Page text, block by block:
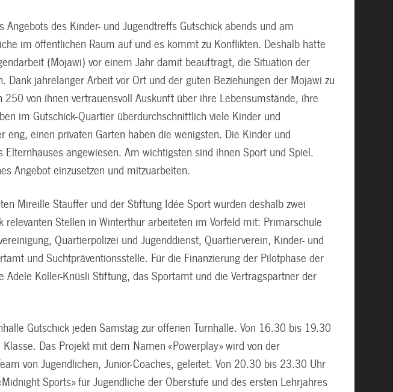
Angebots des Kinder- und Jugendtreffs Gutschick abends und am
im öffentlichen Raum auf und es kommt zu Konflikten. Deshalb hatte
(Mojawi) vor einem Jahr damit beauftragt, die Situation der
Dank jahrelanger Arbeit vor Ort und der guten Beziehungen der Mojawi zu
von ihnen vertrauensvoll Auskunft über ihre Lebensumstände, ihre
im Gutschick-Quartier überdurchschnittlich viele Kinder und
eng, einen privaten Garten haben die wenigsten. Die Kinder und
angewiesen. Am wichtigsten sind ihnen Sport und Spiel.
Angebot einzusetzen und mitzuarbeiten.
Mireille Stauffer und der Stiftung Idée Sport wurden deshalb zwei
Stellen in Winterthur arbeiteten im Vorfeld mit: Primarschule
Quartierpolizei und Jugenddienst, Quartierverein, Kinder- und
und Suchtpräventionsstelle. Für die Finanzierung der Pilotphase der
Koller-Knüsli Stiftung, das Sportamt und die Vertragspartner der
Gutschick jeden Samstag zur offenen Turnhalle. Von 16.30 bis 19.30
Das Projekt mit dem Namen «Powerplay» wird von der
von Jugendlichen, Junior-Coaches, geleitet. Von 20.30 bis 23.30 Uhr
Sports» für Jugendliche der Oberstufe und des ersten Lehrjahres